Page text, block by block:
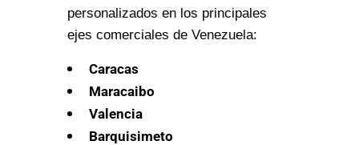
personalizados en los principales
ejes comerciales de Venezuela:
Caracas
Maracaibo
Valencia
Barquisimeto